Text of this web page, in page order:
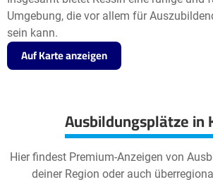
Umgebung, die vor allem für
sein kann.
Auf Karte anzeigen
Ausbildungsplätze in
Hier findest Premium-Anzeigen von
deiner Region oder auch